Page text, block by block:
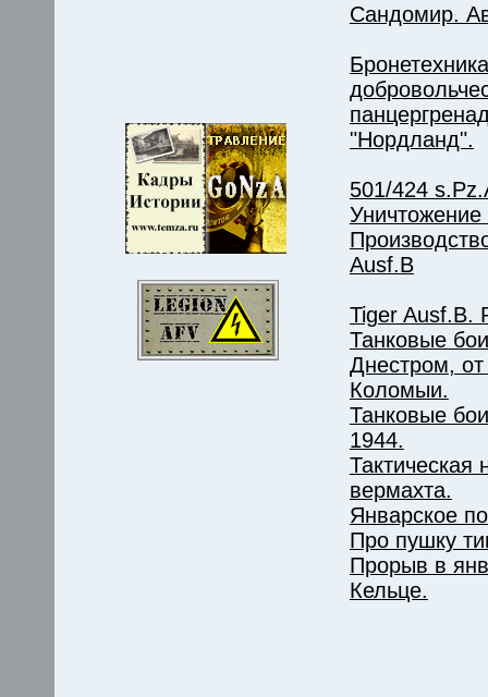
Сандомир.
"Нордланд".
501/424
Уничтожение
Ausf.B
Tiger Ausf.B.
Танковые
Днестром,
Коломыи.
Танковые
1944.
Тактическая
вермахта.
Январское
Про пушку
Прорыв в
Кельце.